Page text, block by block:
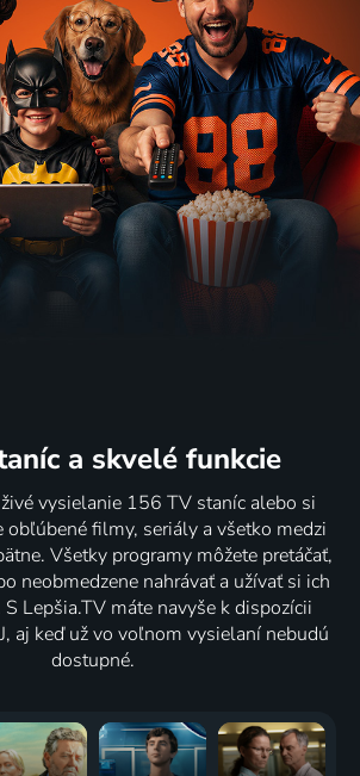
a skvelé funkcie
vysielanie 156 TV staníc alebo si
obľúbené filmy, seriály a všetko medzi
Všetky programy môžete pretáčať,
neobmedzene nahrávať a užívať si ich
S Lepšia.TV máte navyše k dispozícii
aj keď už vo voľnom vysielaní nebudú
dostupné.